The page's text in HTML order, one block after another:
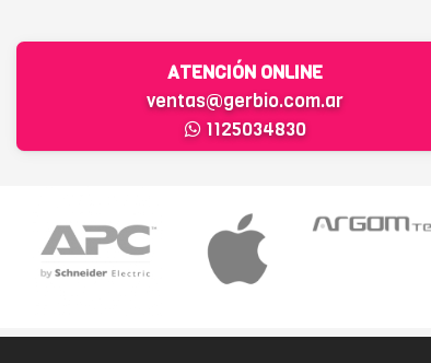
ATENCIÓN ONLINE
ventas@gerbio.com.ar
1125034830